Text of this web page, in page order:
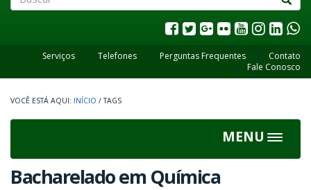
Serviços Telefones Perguntas Frequentes
Contato
Fale Conosco
INÍCIO / TAGS
MENU
Toggle
Bacharelado em Química